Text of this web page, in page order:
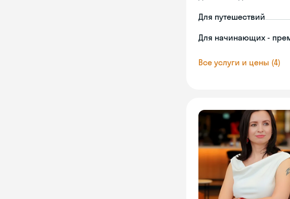
Для путешествий
Для начинающих -
Все услуги и цены (4)